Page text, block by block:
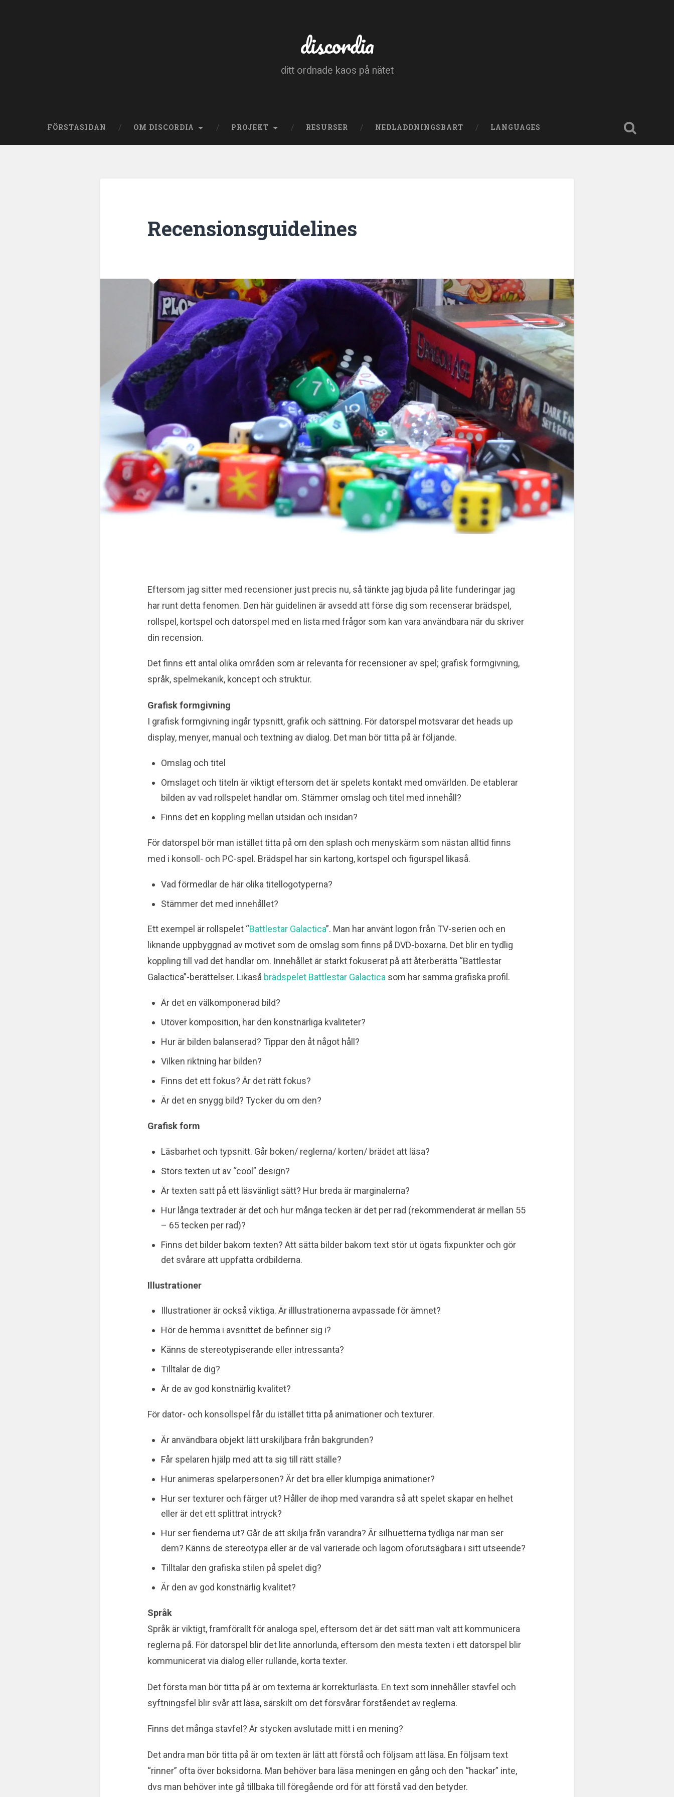
discordia
ditt ordnade kaos på nätet
FÖRSTASIDAN OM DISCORDIA PROJEKT RESURSER NEDLADDNINGSBART LANGUAGES
Recensionsguidelines
Eftersom jag sitter med recensioner just precis nu, så tänkte jag bjuda på lite funderingar jag
har runt detta fenomen. Den här guidelinen är avsedd att förse dig som recenserar brädspel,
rollspel, kortspel och datorspel med en lista med frågor som kan vara användbara när du skriver
din recension.
Det finns ett antal olika områden som är relevanta för recensioner av spel; grafisk formgivning,
språk, spelmekanik, koncept och struktur.
Grafisk formgivning
I grafisk formgivning ingår typsnitt, grafik och sättning. För datorspel motsvarar det heads up
display, menyer, manual och textning av dialog. Det man bör titta på är följande.
Omslag och titel
Omslaget och titeln är viktigt eftersom det är spelets kontakt med omvärlden. De etablerar
bilden av vad rollspelet handlar om. Stämmer omslag och titel med innehåll?
Finns det en koppling mellan utsidan och insidan?
För datorspel bör man istället titta på om den splash och menyskärm som nästan alltid finns
med i konsoll- och PC-spel. Brädspel har sin kartong, kortspel och figurspel likaså.
Vad förmedlar de här olika titellogotyperna?
Stämmer det med innehållet?
Ett exempel är rollspelet “Battlestar Galactica”. Man har använt logon från TV-serien och en
liknande uppbyggnad av motivet som de omslag som finns på DVD-boxarna. Det blir en tydlig
koppling till vad det handlar om. Innehållet är starkt fokuserat på att återberätta “Battlestar
Galactica”-berättelser. Likaså brädspelet Battlestar Galactica som har samma grafiska profil.
Är det en välkomponerad bild?
Utöver komposition, har den konstnärliga kvaliteter?
Hur är bilden balanserad? Tippar den åt något håll?
Vilken riktning har bilden?
Finns det ett fokus? Är det rätt fokus?
Är det en snygg bild? Tycker du om den?
Grafisk form
Läsbarhet och typsnitt. Går boken/ reglerna/ korten/ brädet att läsa?
Störs texten ut av “cool” design?
Är texten satt på ett läsvänligt sätt? Hur breda är marginalerna?
Hur långa textrader är det och hur många tecken är det per rad (rekommenderat är mellan 55
– 65 tecken per rad)?
Finns det bilder bakom texten? Att sätta bilder bakom text stör ut ögats fixpunkter och gör
det svårare att uppfatta ordbilderna.
Illustrationer
Illustrationer är också viktiga. Är illlustrationerna avpassade för ämnet?
Hör de hemma i avsnittet de befinner sig i?
Känns de stereotypiserande eller intressanta?
Tilltalar de dig?
Är de av god konstnärlig kvalitet?
För dator- och konsollspel får du istället titta på animationer och texturer.
Är användbara objekt lätt urskiljbara från bakgrunden?
Får spelaren hjälp med att ta sig till rätt ställe?
Hur animeras spelarpersonen? Är det bra eller klumpiga animationer?
Hur ser texturer och färger ut? Håller de ihop med varandra så att spelet skapar en helhet
eller är det ett splittrat intryck?
Hur ser fienderna ut? Går de att skilja från varandra? Är silhuetterna tydliga när man ser
dem? Känns de stereotypa eller är de väl varierade och lagom oförutsägbara i sitt utseende?
Tilltalar den grafiska stilen på spelet dig?
Är den av god konstnärlig kvalitet?
Språk
Språk är viktigt, framförallt för analoga spel, eftersom det är det sätt man valt att kommunicera
reglerna på. För datorspel blir det lite annorlunda, eftersom den mesta texten i ett datorspel blir
kommunicerat via dialog eller rullande, korta texter.
Det första man bör titta på är om texterna är korrekturlästa. En text som innehåller stavfel och
syftningsfel blir svår att läsa, särskilt om det försvårar förståendet av reglerna.
Finns det många stavfel? Är stycken avslutade mitt i en mening?
Det andra man bör titta på är om texten är lätt att förstå och följsam att läsa. En följsam text
“rinner” ofta över boksidorna. Man behöver bara läsa meningen en gång och den “hackar” inte,
dvs man behöver inte gå tillbaka till föregående ord för att förstå vad den betyder.